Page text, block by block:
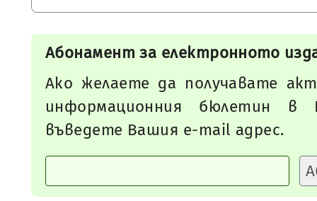
Абонамент за електронното
Ако желаете да получавате
информационния бюлетин в
въведете Вашия e-mail адрес.